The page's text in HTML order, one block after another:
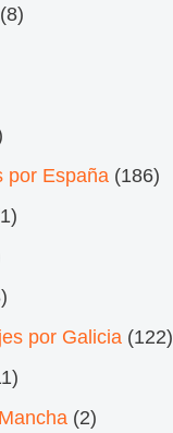
(8)
por España (186)
por Galicia (122)
(2)